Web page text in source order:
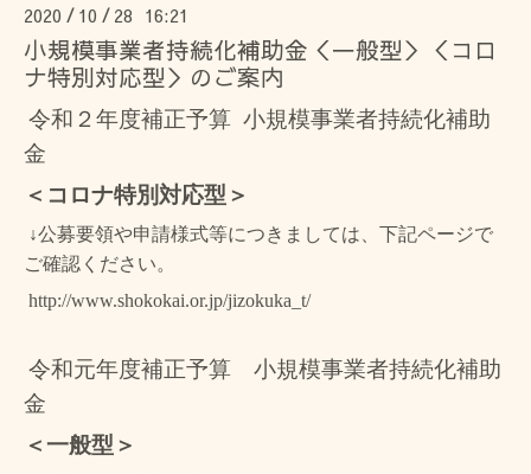
2020 / 10 / 28 16:21
小規模事業者持続化補助金＜一般型＞＜コロ
ナ特別対応型＞のご案内
令和２年度補正予算 小規模事業者持続化補助
金
＜コロナ特別対応型＞
↓公募要領や申請様式等につきましては、下記ページで
ご確認ください。
http://www.shokokai.or.jp/jizokuka_t/
令和元年度補正予算 小規模事業者持続化補助
金
＜一般型＞